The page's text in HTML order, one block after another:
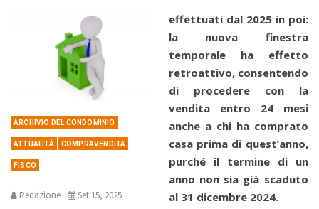
ARCHIVIO DEL CONDOMINIO
ATTUALITÀ COMPRAVENDITA
FISCO
Redazione Set 15, 2025
effettuati dal 2025 in poi:
la nuova finestra
temporale ha effetto
retroattivo, consentendo
di procedere con la
vendita entro 24 mesi
anche a chi ha comprato
casa prima di quest’anno,
purché il termine di un
anno non sia già scaduto
al 31 dicembre 2024.